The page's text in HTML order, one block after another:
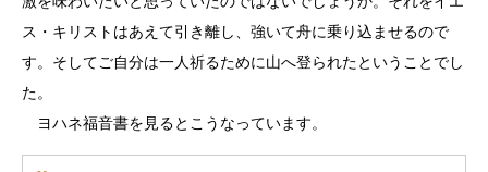
ス・キリストはあえて引き離し、強いて舟に乗り込ませるので
す。そしてご自分は一人祈るために山へ登られたということでし
た。
ヨハネ福音書を見るとこうなっています。